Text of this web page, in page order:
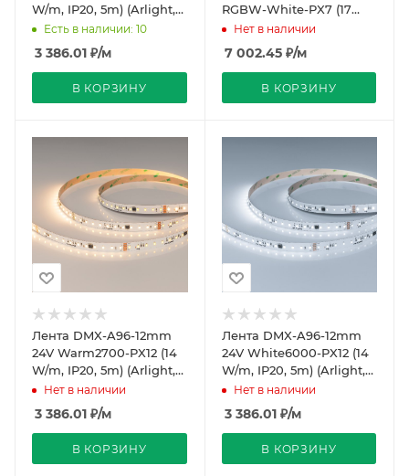
W/m, IP20, 5m) (Arlight,
CRI>90)
Есть в наличии: 10
3 386.01 ₽/м
В КОРЗИНУ
RGBW-White-PX7 (17
W/m, IP67, 5060, 5m)
(Arlight, CRI>90)
Нет в наличии
7 002.45₽/м
В КОРЗИНУ
Лента DMX-A96-12mm
24V Warm2700-PX12 (14
W/m, IP20, 5m) (Arlight,
CRI>90)
Нет в наличии
3 386.01 ₽/м
В КОРЗИНУ
Лента DMX-A96-12mm
24V White6000-PX12 (14
W/m, IP20, 5m) (Arlight,
CRI>90)
Нет в наличии
3 386.01₽/м
В КОРЗИНУ